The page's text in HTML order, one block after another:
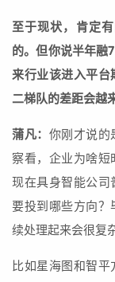
至于现状，肯定
的。但你说半年融
来行业该进入平台
二梯队的差距会越
蒲凡： 你刚才说的
察看，企业为啥短
现在具身智能公司
要投到哪些方向？
续处理起来会很复杂
比如星海图和智